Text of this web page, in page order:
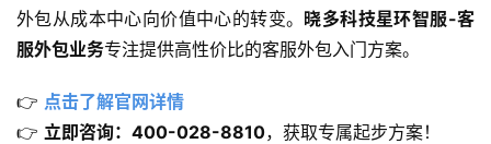
外包从成本中心向价值中心的转变。 晓多科技星环智服-客
服外包业务专注提供高性价比的客服外包入门方案。
👉 点击了解官网详情
👉 立即咨询：400-028-8810，获取专属起步方案！